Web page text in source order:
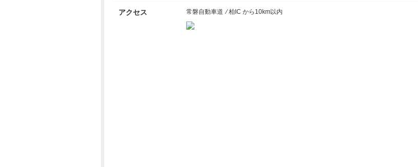
アクセス 常磐自動車道 ⁄ 柏IC から10km以内